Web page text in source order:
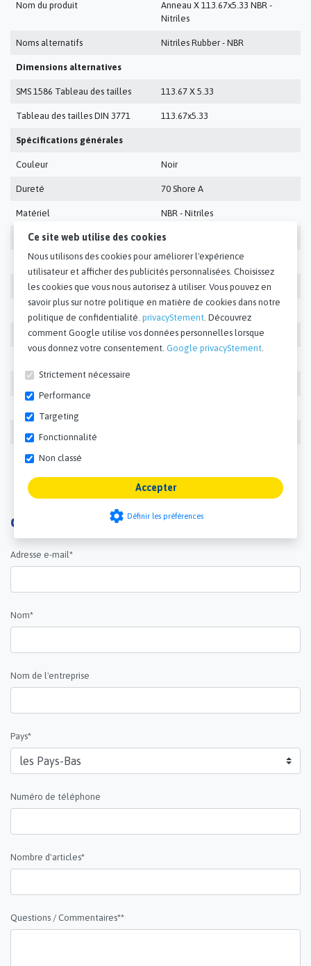
Nom du produit
Anneau X 113.67x5.33 NBR -
Nitriles
Noms alternatifs Nitriles Rubber - NBR
Dimensions alternatives
SMS 1586 Tableau des tailles 113.67 X 5.33
Tableau des tailles DIN 3771 113.67x5.33
Spécifications générales
Couleur Noir
Dureté 70 Shore A
Matériel NBR - Nitriles
CS (Coupe Transversale) 5.33 mm
Dimensions 113.67x5.33
ID (Diamètre intérieur) 113.67 mm
Type de joint
Spécifications pour l'exportation
Pays d'origine
Température maximale
Température minimale
Obtenez un devis maintenant
Adresse e-mail*
Nom*
Nom de l'entreprise
Pays*
Numéro de téléphone
Nombre d'articles*
Questions / Commentaires**
Ce site web utilise des cookies
Nous utilisons des cookies pour améliorer l'expérience
utilisateur et afficher des publicités personnalisées. Choisissez
les cookies que vous nous autorisez à utiliser. Vous pouvez en
savoir plus sur notre politique en matière de cookies dans notre
politique de confidentialité. privacyStement. Découvrez
comment Google utilise vos données personnelles lorsque
vous donnez votre consentement. Google privacyStement.
Strictement nécessaire
Performance
Targeting
Fonctionnalité
Non classé
Accepter
settings Définir les préférences